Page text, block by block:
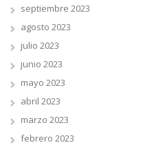
septiembre 2023
agosto 2023
julio 2023
junio 2023
mayo 2023
abril 2023
marzo 2023
febrero 2023